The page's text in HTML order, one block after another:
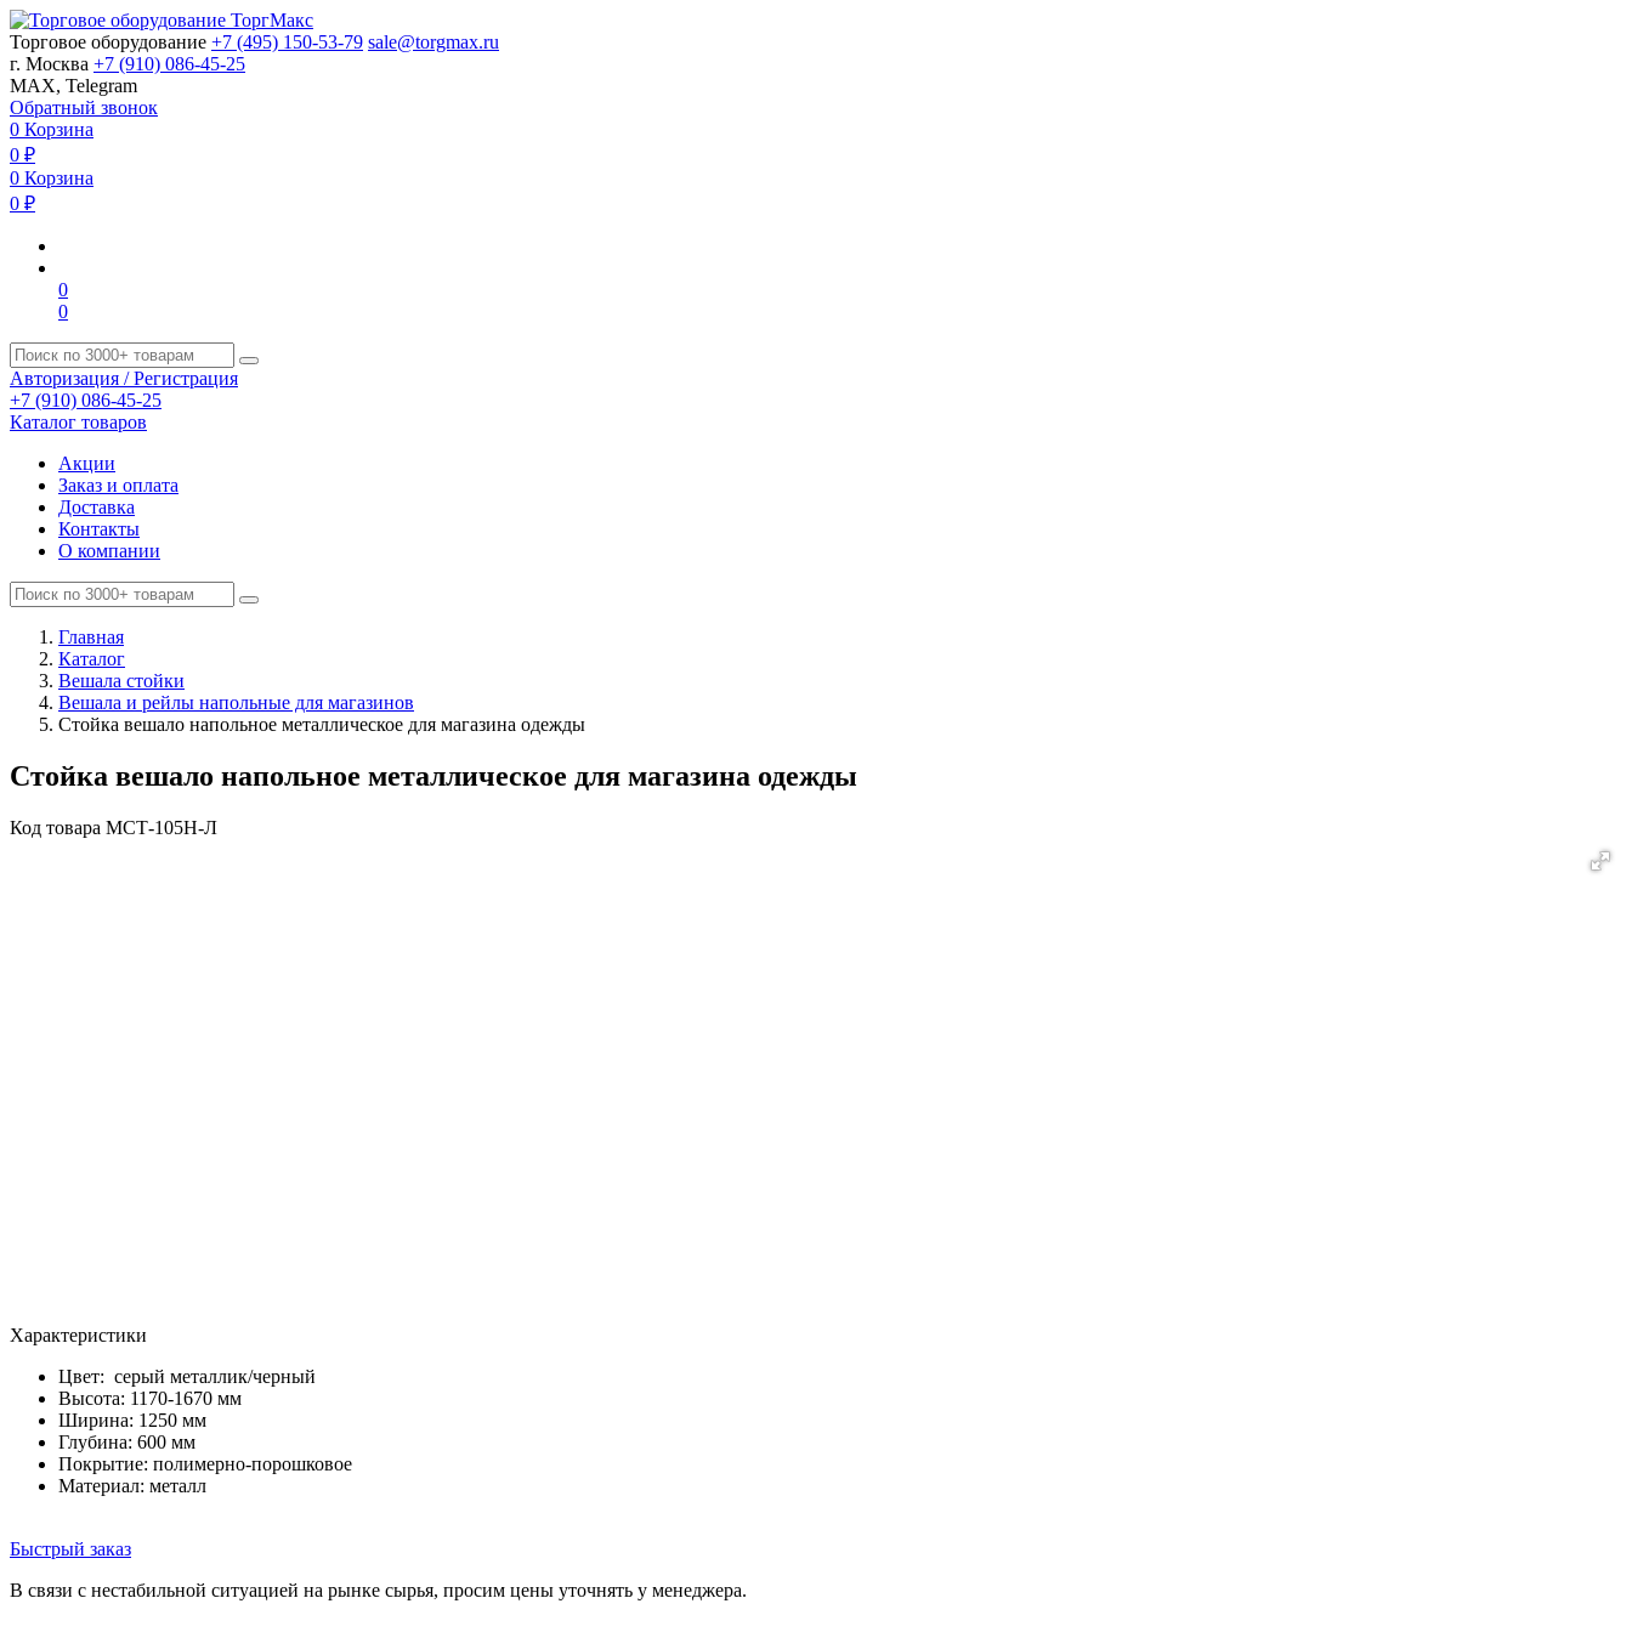
Торговое оборудование +7 (495) 150-53-79 sale@torgmax.ru
г. Москва +7 (910) 086-45-25
MAX, Telegram
Обратный звонок
0 Корзина
0 ₽
0 Корзина
0 ₽
0
0
Авторизация / Регистрация
+7 (910) 086-45-25
Каталог товаров
Акции
Заказ и оплата
Доставка
Контакты
О компании
Главная
Каталог
Вешала стойки
Вешала и рейлы напольные для магазинов
Стойка вешало напольное металлическое для магазина одежды
Стойка вешало напольное металлическое для магазина одежды
Код товара MСТ-105Н-Л
Характеристики
Цвет: серый металлик/черный
Высота: 1170-1670 мм
Ширина: 1250 мм
Глубина: 600 мм
Покрытие: полимерно-порошковое
Материал: металл
Быстрый заказ
В связи с нестабильной ситуацией на рынке сырья, просим цены уточнять у менеджера.